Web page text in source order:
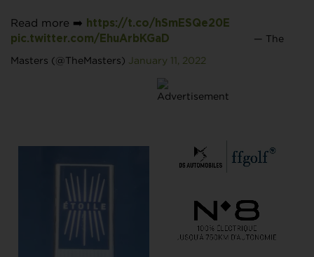
Read more ➡️ https://t.co/hSmESQe20E
pic.twitter.com/EhuArbKGaD
— The
Masters (@TheMasters) January 11, 2022